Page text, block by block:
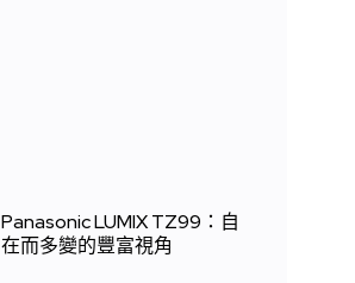
Panasonic LUMIX TZ99：自
在而多變的豐富視角